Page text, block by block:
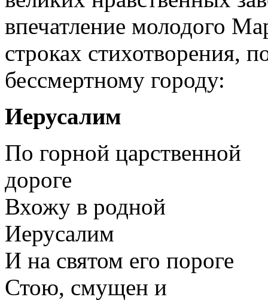
впечатление молодого
строках стихотворения,
бессмертному городу:
Иерусалим
По горной царственной
дороге
Вхожу в родной
Иерусалим
И на святом его пороге
Стою, смущен и